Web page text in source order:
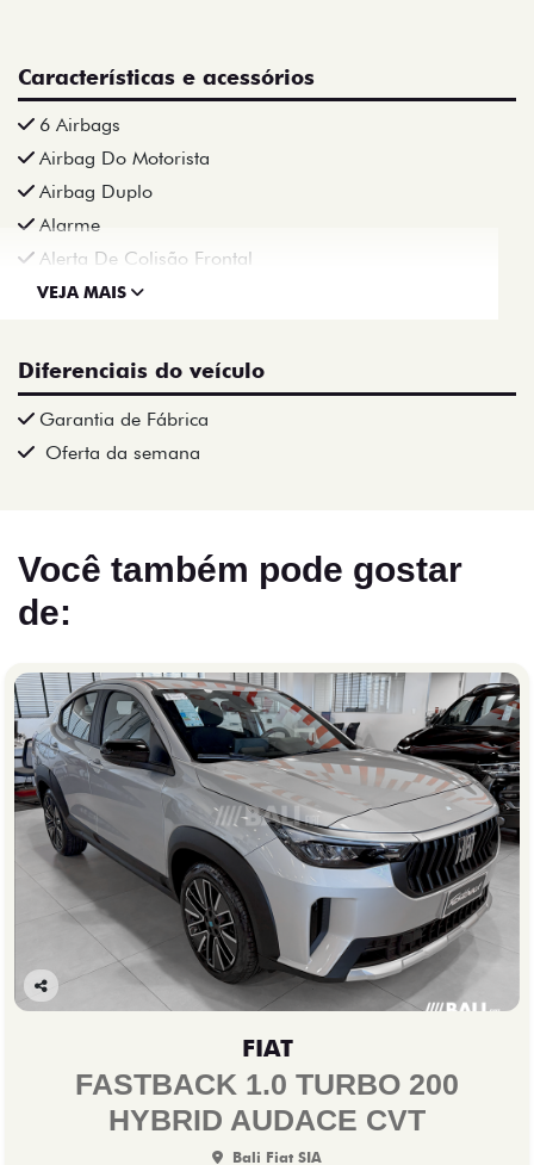
Características e acessórios
6 Airbags
Airbag Do Motorista
Airbag Duplo
Alarme
Alerta De Colisão Frontal
VEJA MAIS
Diferenciais do veículo
Garantia de Fábrica
Oferta da semana
Você também pode gostar
de:
Co
FIAT
FASTBACK 1.0 TURBO 200
HYBRID AUDACE CVT
Bali Fiat SIA